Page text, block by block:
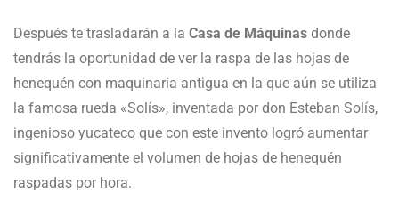
Después te trasladarán a la Casa de Máquinas donde
tendrás la oportunidad de ver la raspa de las hojas de
henequén con maquinaria antigua en la que aún se utiliza
la famosa rueda «Solís», inventada por don Esteban Solís,
ingenioso yucateco que con este invento logró aumentar
significativamente el volumen de hojas de henequén
raspadas por hora.